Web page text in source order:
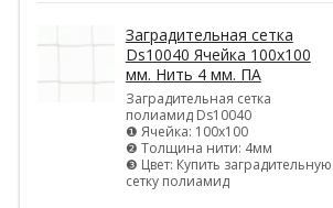
Заградительная сетка
Ds10040 Ячейка 100х100
мм. Нить 4 мм. ПА
Заградительная сетка
полиамид Ds10040
❶ Ячейка: 100х100
❷ Толщина нити: 4мм
❸ Цвет: Купить заградительную
сетку полиамид